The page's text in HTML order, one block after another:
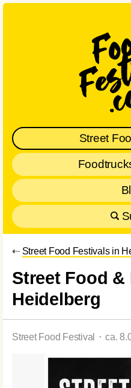
Street
⇠ Street Food Festivals in
Street Food &
Heidelberg
Street Food Festival ⬝ ca.